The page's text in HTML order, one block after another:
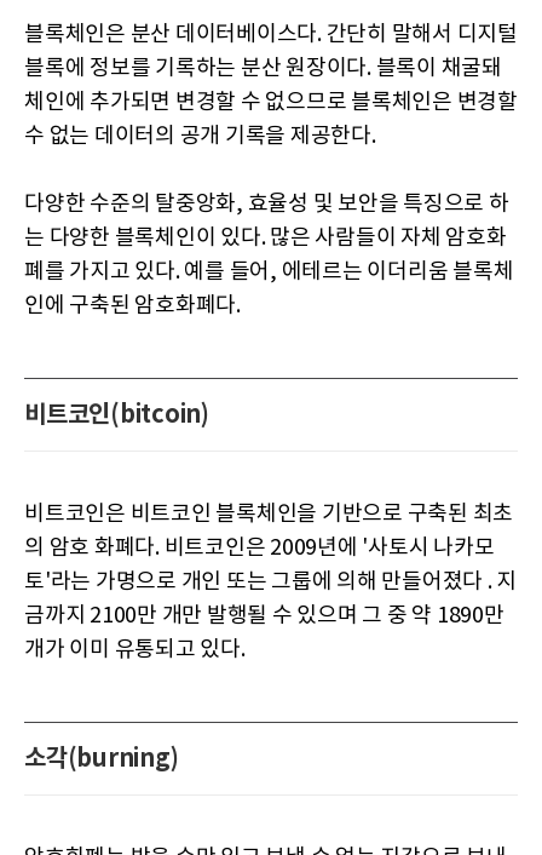
블록체인은 분산 데이터베이스다. 간단히 말해서 디지털
블록에 정보를 기록하는 분산 원장이다. 블록이 채굴돼
체인에 추가되면 변경할 수 없으므로 블록체인은 변경할
수 없는 데이터의 공개 기록을 제공한다.
다양한 수준의 탈중앙화, 효율성 및 보안을 특징으로 하
는 다양한 블록체인이 있다. 많은 사람들이 자체 암호화
폐를 가지고 있다. 예를 들어, 에테르는 이더리움 블록체
인에 구축된 암호화폐다.
비트코인(bitcoin)
비트코인은 비트코인 블록체인을 기반으로 구축된 최초
의 암호 화폐다. 비트코인은 2009년에 '사토시 나카모
토'라는 가명으로 개인 또는 그룹에 의해 만들어졌다 . 지
금까지 2100만 개만 발행될 수 있으며 그 중 약 1890만
개가 이미 유통되고 있다.
소각(burning)